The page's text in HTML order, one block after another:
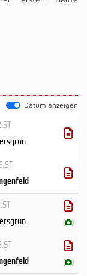
Datum anzeigen
( )
( )